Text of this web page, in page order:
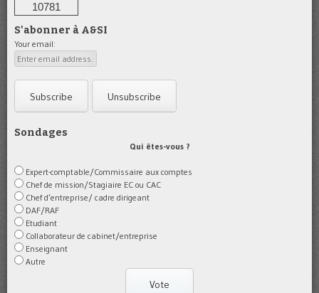
10781
S'abonner à A&SI
Your email:
Sondages
Qui êtes-vous ?
Expert-comptable/Commissaire aux comptes
Chef de mission/Stagiaire EC ou CAC
Chef d’entreprise/ cadre dirigeant
DAF/RAF
Etudiant
Collaborateur de cabinet/entreprise
Enseignant
Autre